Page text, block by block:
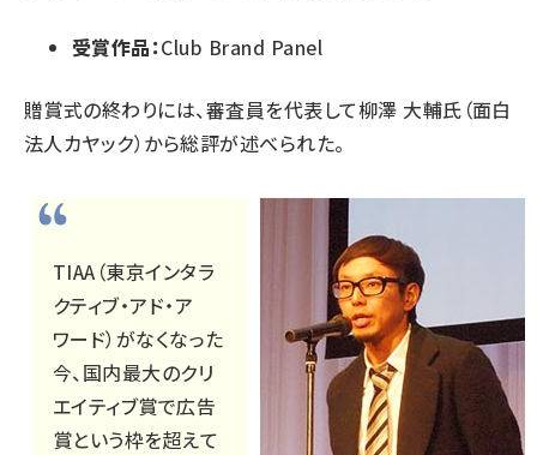
受賞作品：Club Brand Panel
贈賞式の終わりには、審査員を代表して柳澤 大輔氏（面白
法人カヤック）から総評が述べられた。
TIAA（東京インタラ
クティブ・アド・ア
ワード）がなくなった
今、国内最大のクリ
エイティブ賞で広告
賞という枠を超えて